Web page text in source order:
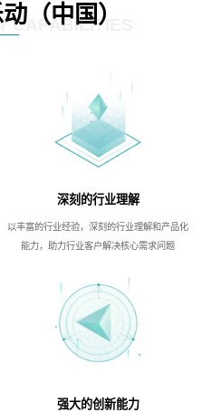
（中国）
CAPABILITIES
深刻的行业理解
以丰富的行业经验，深刻的行业理解和产品化
能力，助力行业客户解决核心需求问题
强大的创新能力